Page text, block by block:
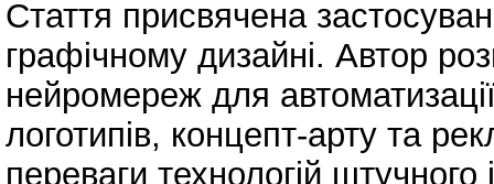
Стаття присвячена
графічному дизайні. Автор
нейромереж для
логотипів, концепт-арту та
переваги технологій